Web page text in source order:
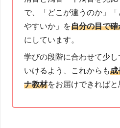
で、「どこが違うのか」
やすいか」を自分の目で
にしています。
学びの段階に合わせて少
いけるよう、これからも成
ナ教材をお届けできればと